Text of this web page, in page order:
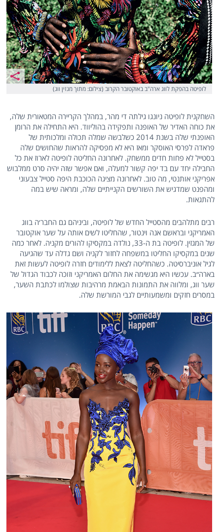
לופיטה בהפקת לווג ארה"ב באוקטובר הקרוב (צילום: מתוך מגזין ווג)
השחקנית לופיטה ניונגו גילתה די מהר, במהלך הקריירה המטאורית שלה,
את כוחה האדיר של האופנה ותפקידה בהוליווד. היא התחילה את הרומן
האופנתי שלה בשנת 2014 כשלבשה שמלה תכולה ומלכותית של
פראדה לפרסי האוסקר ומאז היא לא מפסיקה להראות שהחושים שלה
בסטייל לא פחות חדים ממשחק. לאחרונה החליטה לופיטה לארוז את כל
החבילה יחד עם בד יפה קשור למעלה, ואם אפשר שזה יהיה סרט ממלבוש
אפריקני אותנטי, מה טוב. לאחרונה מציגה הכוכבת היפה סטייל צבעוני
ומהפנט שמדגיש את השורשים הקנייתיים שלה, ומראה שיש במה
להתגאות.
רבים מתלהבים מהסטייל החדש של לופיטה, וביניהם גם החבר׳ה בווג
האמריקני ובראשם אנה וינטור, שהחליטו לשים אותה על שער אוקטובר
של המגזין. לופיטה בת ה-33, נולדה במקסיקו להורים מקניה. לאחר כמה
שנים במקסיקו החליטו במשפחה לחזור לקניה ושם גדלה עד שהגיעה
לגיל אוניברסיטה. כשהחליטה לצאת ללימודים חזרה לופיטה לעשות זאת
בארה״ב. עכשיו היא מגשימה את החלום האמריקני וזוכה לכבוד הגדול של
שער ווג, ומלווה את התמונות הבאמת מרהיבות שצולמו לכתבת השער,
במסרים חזקים ומשמעותיים לגבי המורשת שלה.